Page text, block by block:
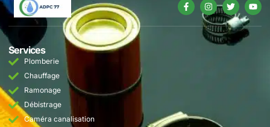
Services
Plomberie
Chauffage
Ramonage
Débistrage
Caméra canalisation